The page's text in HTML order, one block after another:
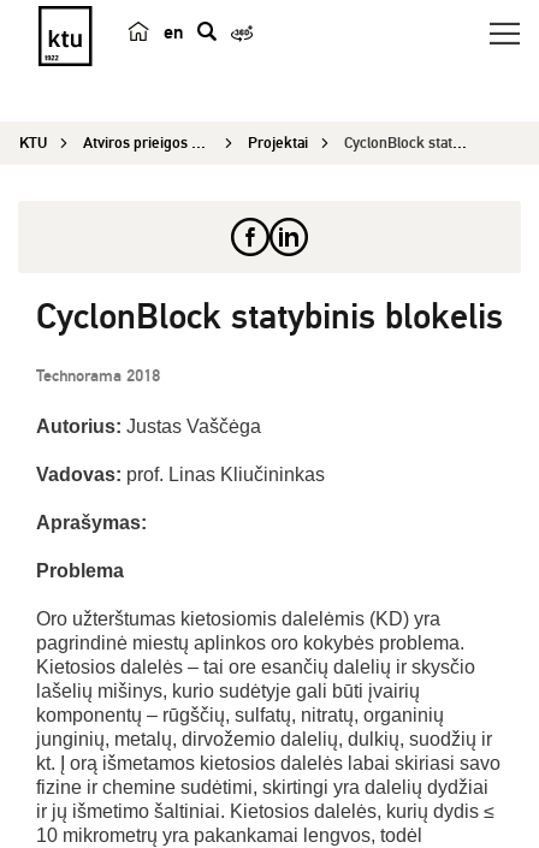
en
e
KTU Atviros prieigos centras Projektai CyclonBlock statybinis blokelis
CyclonBlock statybinis blokelis
Technorama 2018
Autorius: Justas Vaščėga
Vadovas: prof. Linas Kliučininkas
Aprašymas:
Problema
Oro užterštumas kietosiomis dalelėmis (KD) yra
pagrindinė miestų aplinkos oro kokybės problema.
Kietosios dalelės – tai ore esančių dalelių ir skysčio
lašelių mišinys, kurio sudėtyje gali būti įvairių
komponentų – rūgščių, sulfatų, nitratų, organinių
junginių, metalų, dirvožemio dalelių, dulkių, suodžių ir
kt. Į orą išmetamos kietosios dalelės labai skiriasi savo
fizine ir chemine sudėtimi, skirtingi yra dalelių dydžiai
ir jų išmetimo šaltiniai. Kietosios dalelės, kurių dydis ≤
10 mikrometrų yra pakankamai lengvos, todėl